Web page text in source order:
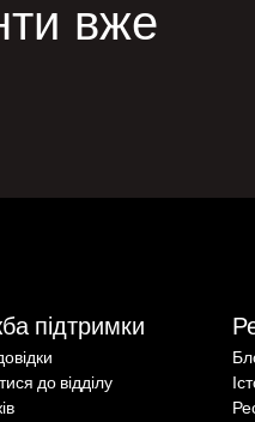
вже
підтримки
до відділу